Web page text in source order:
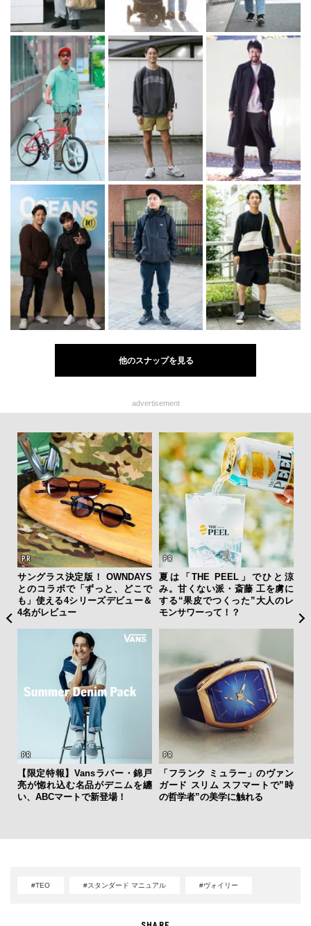
他のスナップを見る
advertisement
サングラス決定版！ OWNDAYS
とのコラボで「ずっと、どこで
も」使える4シリーズデビュー＆
4名がレビュー
夏は「THE PEEL」でひと涼
み。甘くない派・斎藤 工を虜に
する“果皮でつくった”大人のレ
モンサワーって！？
【限定特報】Vansラバー・錦戸
亮が惚れ込む名品がデニムを纏
い、ABCマートで新登場！
「フランク ミュラー」のヴァン
ガード スリム スフマートで”時
の哲学者”の美学に触れる
#TEO #スタンダード マニュアル #ヴォイリー